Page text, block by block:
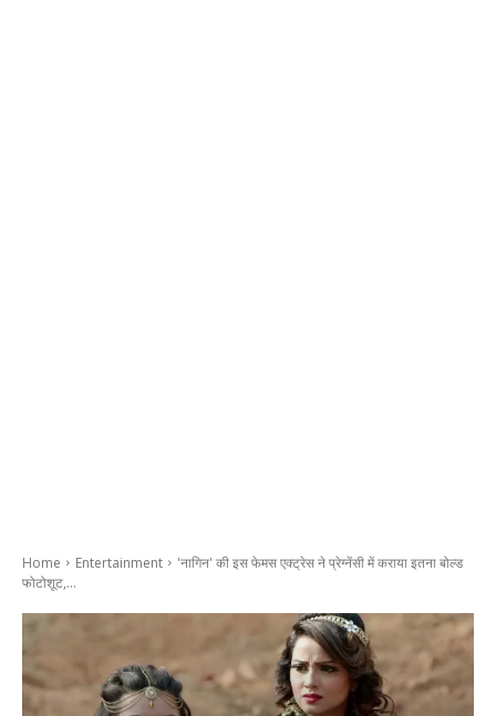
Home Entertainment
'नागिन' की इस फेमस एक्ट्रेस ने प्रेग्नेंसी में कराया इतना बोल्ड
फोटोशूट,...